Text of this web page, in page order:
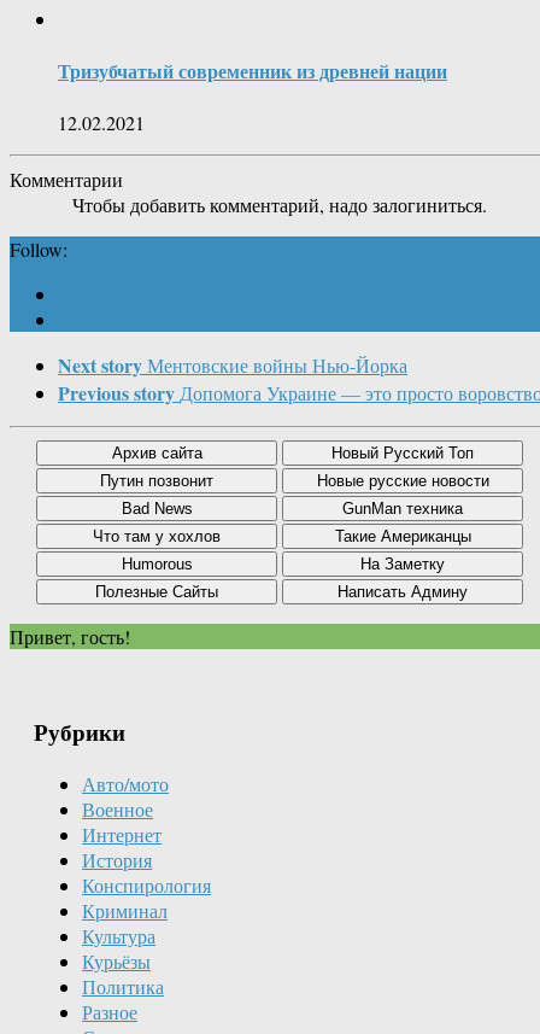
Тризубчатый современник из древней нации
12.02.2021
Комментарии
Чтобы добавить комментарий, надо залогиниться.
Follow:
Next storyМентовские войны Нью-Йорка
Previous storyДопомога Украине — это просто
Привет, гость!
Рубрики
Авто/мото
Военное
Интернет
История
Конспирология
Криминал
Культура
Курьёзы
Политика
Разное